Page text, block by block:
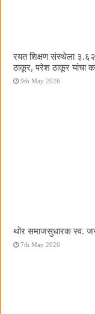
रयत शिक्षण संस्थेला
ठाकूर, परेश ठाकूर यांचा
9th May 2026
थोर समाजसुधारक स्व.
7th May 2026